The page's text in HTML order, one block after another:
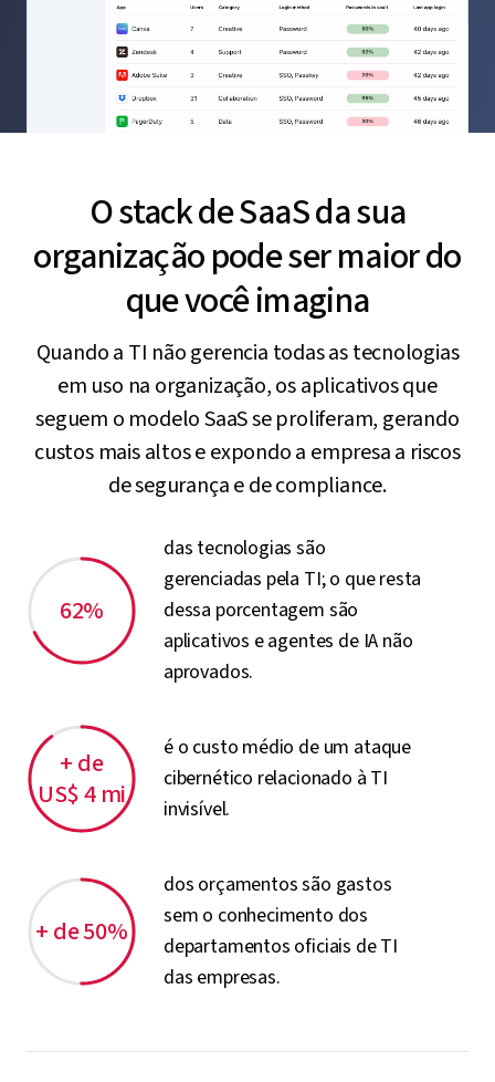
O stack de SaaS da sua
organização pode ser maior do
que você imagina
Quando a TI não gerencia todas as tecnologias
em uso na organização, os aplicativos que
seguem o modelo SaaS se proliferam, gerando
custos mais altos e expondo a empresa a riscos
de segurança e de compliance.
62%
das tecnologias são
gerenciadas pela TI; o que resta
dessa porcentagem são
aplicativos e agentes de IA não
aprovados.
+ de
US$ 4 mi
é o custo médio de um ataque
cibernético relacionado à TI
invisível.
+ de 50%
dos orçamentos são gastos
sem o conhecimento dos
departamentos oficiais de TI
das empresas.